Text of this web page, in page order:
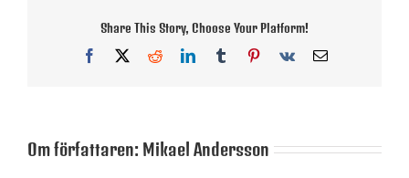
Share This Story, Choose Your Platform!
Facebook
X RedditLinkedInTumblrPinterest
Vk
E-
Om författaren: Mikael Andersson